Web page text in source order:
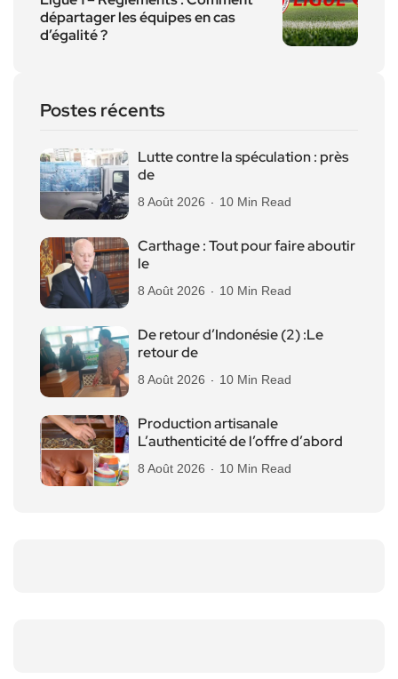
départager les équipes en cas
d’égalité ?
Postes récents
Lutte contre la spéculation : près
de
8 Août 2026 10 Min Read
Carthage : Tout pour faire aboutir
le
8 Août 2026 10 Min Read
De retour d’Indonésie (2) :Le
retour de
8 Août 2026 10 Min Read
Production artisanale
L’authenticité de l’offre d’abord
8 Août 2026 10 Min Read